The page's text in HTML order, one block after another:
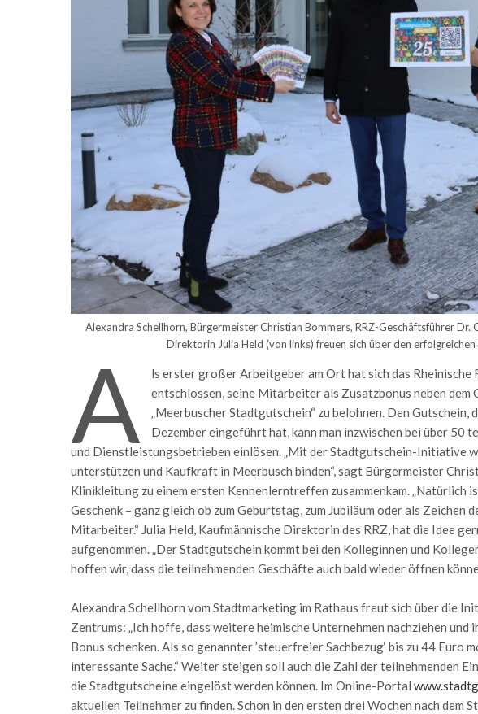
Alexandra Schellhorn, Bürgermeister Christian Bommers, RRZ-Geschäftsführer
Direktorin Julia Held (von links) freuen sich über den
A
ls erster großer Arbeitgeber am Ort hat sich das Rheinische
entschlossen, seine Mitarbeiter als Zusatzbonus neben dem
„Meerbuscher Stadtgutschein“ zu belohnen. Den Gutschein,
Dezember eingeführt hat, kann man inzwischen bei über 50
und Dienstleistungsbetrieben einlösen. „Mit der Stadtgutschein-Initiative
unterstützen und Kaufkraft in Meerbusch binden“, sagt Bürgermeister
Klinikleitung zu einem ersten Kennenlerntreffen zusammenkam. „Natürlich
Geschenk – ganz gleich ob zum Geburtstag, zum Jubiläum oder als Zeichen
Mitarbeiter.“ Julia Held, Kaufmännische Direktorin des RRZ, hat die Idee
aufgenommen. „Der Stadtgutschein kommt bei den Kolleginnen und
hoffen wir, dass die teilnehmenden Geschäfte auch bald wieder öffnen
Alexandra Schellhorn vom Stadtmarketing im Rathaus freut sich über die
Zentrums: „Ich hoffe, dass weitere heimische Unternehmen nachziehen
Bonus schenken. Als so genannter ’steuerfreier Sachbezug‘ bis zu 44
interessante Sache.“ Weiter steigen soll auch die Zahl der teilnehmenden
die Stadtgutscheine eingelöst werden können. Im Online-Portal
aktuellen Teilnehmer zu finden. Schon in den ersten drei Wochen nach dem